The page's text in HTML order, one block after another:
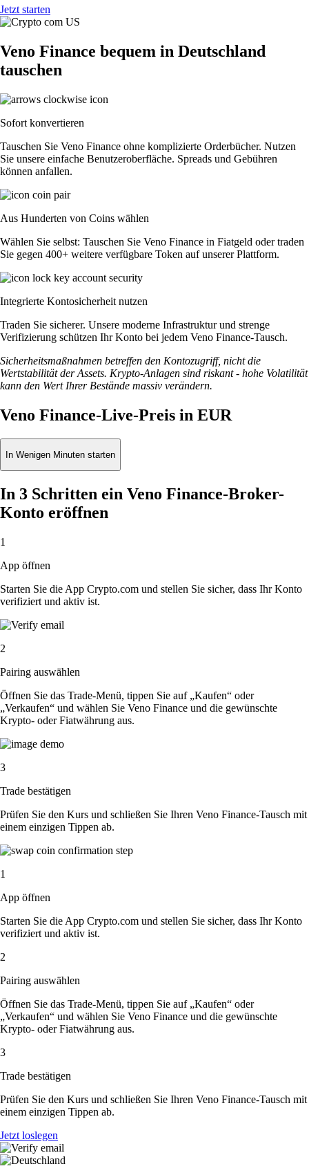
Jetzt starten
Veno Finance bequem in Deutschland
tauschen
Sofort konvertieren
Tauschen Sie Veno Finance ohne komplizierte Orderbücher. Nutzen
Sie unsere einfache Benutzeroberfläche. Spreads und Gebühren
können anfallen.
Aus Hunderten von Coins wählen
Wählen Sie selbst: Tauschen Sie Veno Finance in Fiatgeld oder traden
Sie gegen 400+ weitere verfügbare Token auf unserer Plattform.
Integrierte Kontosicherheit nutzen
Traden Sie sicherer. Unsere moderne Infrastruktur und strenge
Verifizierung schützen Ihr Konto bei jedem Veno Finance-Tausch.
Sicherheitsmaßnahmen betreffen den Kontozugriff, nicht die
Wertstabilität der Assets. Krypto-Anlagen sind riskant - hohe Volatilität
kann den Wert Ihrer Bestände massiv verändern.
Veno Finance-Live-Preis in EUR
In Wenigen Minuten starten
In 3 Schritten ein Veno Finance-Broker-
Konto eröffnen
1
App öffnen
Starten Sie die App Crypto.com und stellen Sie sicher, dass Ihr Konto
verifiziert und aktiv ist.
2
Pairing auswählen
Öffnen Sie das Trade-Menü, tippen Sie auf „Kaufen“ oder
„Verkaufen“ und wählen Sie Veno Finance und die gewünschte
Krypto- oder Fiatwährung aus.
3
Trade bestätigen
Prüfen Sie den Kurs und schließen Sie Ihren Veno Finance-Tausch mit
einem einzigen Tippen ab.
1
App öffnen
Starten Sie die App Crypto.com und stellen Sie sicher, dass Ihr Konto
verifiziert und aktiv ist.
2
Pairing auswählen
Öffnen Sie das Trade-Menü, tippen Sie auf „Kaufen“ oder
„Verkaufen“ und wählen Sie Veno Finance und die gewünschte
Krypto- oder Fiatwährung aus.
3
Trade bestätigen
Prüfen Sie den Kurs und schließen Sie Ihren Veno Finance-Tausch mit
einem einzigen Tippen ab.
Jetzt loslegen